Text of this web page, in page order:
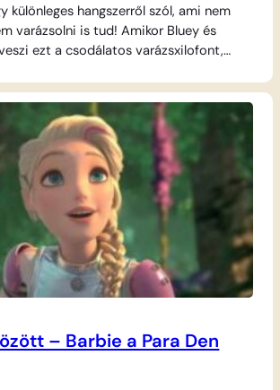
különleges hangszerről szól, ami nem
varázsolni is tud! Amikor Bluey és
ezt a csodálatos varázsxilofont,
móka veszi kezdetét a nappaliban.
és Apa azonnal megdermed,
belőle! A lányok persze nem hagyják
vicces pózokba…
– Barbie a Para Den